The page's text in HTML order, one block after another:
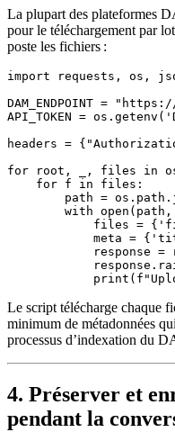
La plupart des plateformes
pour le téléchargement par
poste les fichiers :
import requests, os,
DAM_ENDPOINT =
API_TOKEN =
headers =
for root, _, files in
    for f in files:
path =
with open(path,
files =
meta =
response =
Le script télécharge chaque
minimum de métadonnées
processus d’indexation du
4. Préserver et
pendant la